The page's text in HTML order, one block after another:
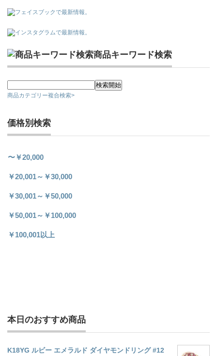
商品キーワード検索
商品カテゴリー複合検索>
価格別検索
〜￥20,000
￥20,001～￥30,000
￥30,001～￥50,000
￥50,001～￥100,000
￥100,001以上
本日のおすすめ商品
K18YG ルビー エメラルド ダイヤモンドリング #12